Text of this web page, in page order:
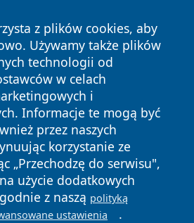
z plików cookies, aby
Używamy także plików
technologii od
w celach
i
Informacje te mogą być
przez naszych
korzystanie ze
„Przechodzę do serwisu",
użycie dodatkowych
z naszą polityką
ustawienia .
Wszystkie prawa
Polityka
Cookies